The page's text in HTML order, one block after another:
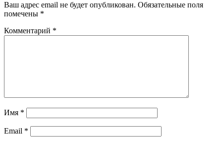
Ваш адрес email не будет опубликован. Обязательные поля
помечены *
Комментарий *
Имя *
Email *